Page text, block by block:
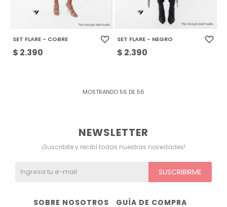
SET FLARE - COBRE
$ 2.390
SET FLARE - NEGRO
$ 2.390
MOSTRANDO 56 DE 56
GUÍA DE COMPRA
SOBRE NOSOTROS
NEWSLETTER
¡Suscribite y recibí todas nuestras novedades!
SUSCRIBIRME